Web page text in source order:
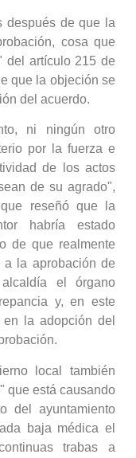
después de que la
cosa que
del artículo 215 de
que la objeción se
del acuerdo.
ni ningún otro
por la fuerza e
de los actos
de su agrado",
reseñó que la
habría estado
de que realmente
a la aprobación de
el órgano
y, en este
la adopción del
local también
que está causando
del ayuntamiento
baja médica el
trabas a